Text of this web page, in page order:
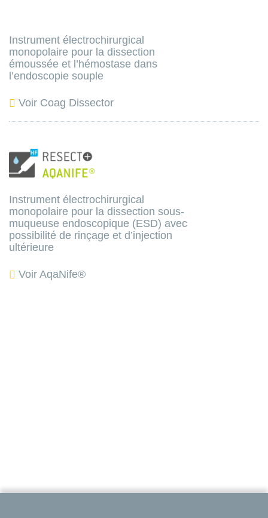
Instrument électrochirurgical
monopolaire pour la dissection
émoussée et l’hémostase dans
l’endoscopie souple
Voir Coag Dissector
Instrument électrochirurgical
monopolaire pour la dissection sous-
muqueuse endoscopique (ESD) avec
possibilité de rinçage et d’injection
ultérieure
Voir AqaNife®